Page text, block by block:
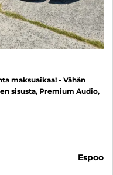
maksuaikaa! - Vähän
sisusta, Premium Audio,
espoo